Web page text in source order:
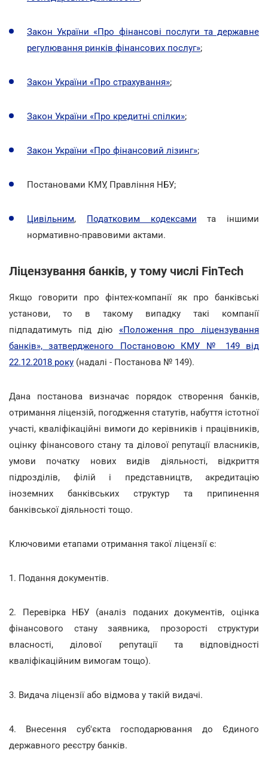
Закон України «Про фінансові послуги та державне
регулювання ринків фінансових послуг»;
Закон України «Про страхування»;
Закон України «Про кредитні спілки»;
Закон України «Про фінансовий лізинг»;
Постановами КМУ, Правління НБУ;
Цивільним, Податковим кодексами та іншими
нормативно-правовими актами.
Ліцензування банків, у тому числі FinTech
Якщо говорити про фінтех-компанії як про банківські
установи, то в такому випадку такі компанії
підпадатимуть під дію «Положення про ліцензування
банків», затвердженого Постановою КМУ № 149 від
22.12.2018 року (надалі - Постанова № 149).
Дана постанова визначає порядок створення банків,
отримання ліцензій, погодження статутів, набуття істотної
участі, кваліфікаційні вимоги до керівників і працівників,
оцінку фінансового стану та ділової репутації власників,
умови початку нових видів діяльності, відкриття
підрозділів, філій і представництв, акредитацію
іноземних банківських структур та припинення
банківської діяльності тощо.
Ключовими етапами отримання такої ліцензії є:
1. Подання документів.
2. Перевірка НБУ (аналіз поданих документів, оцінка
фінансового стану заявника, прозорості структури
власності, ділової репутації та відповідності
кваліфікаційним вимогам тощо).
3. Видача ліцензії або відмова у такій видачі.
4. Внесення суб'єкта господарювання до Єдиного
державного реєстру банків.